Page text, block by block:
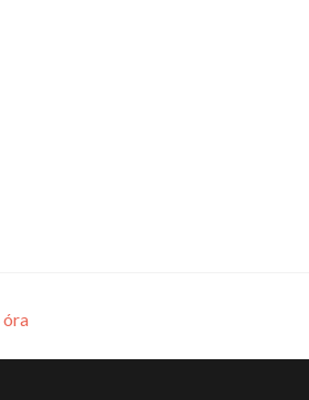
óra